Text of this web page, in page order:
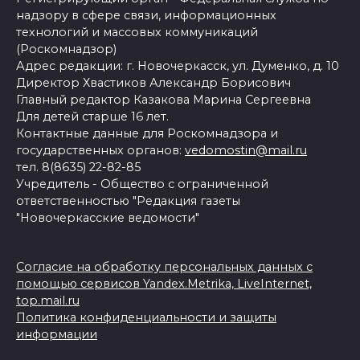
надзору в сфере связи, информационных
технологий и массовых коммуникаций
(Роскомнадзор)
Адрес редакции: г. Новочеркасск, ул. Думенко, д. 10
Директор Хвастиков Александр Борисович
Главный редактор Казакова Марина Сергеевна
Для детей старше 16 лет.
Контактные данные для Роскомнадзора и
государственных органов: vedomostin@mail.ru
тел. 8(8635) 22-82-85
Учредитель - Общество с ограниченной
ответственностью "Редакция газеты
"Новочеркасские ведомости"
Согласие на обработку персональных данных с
помощью сервисов Yandex.Metrika, LiveInternet,
top.mail.ru
Политика конфиденциальности и защиты
информации